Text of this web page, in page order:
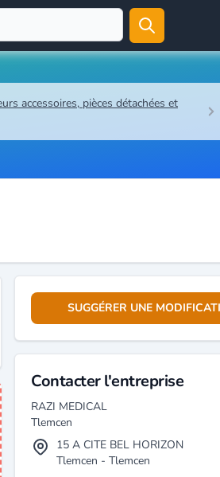
accessoires, pièces détachées et
SUGGÉRER UNE
Contacter l'entreprise
RAZI MEDICAL
Tlemcen
15 A CITE BEL HORIZON
Tlemcen - Tlemcen